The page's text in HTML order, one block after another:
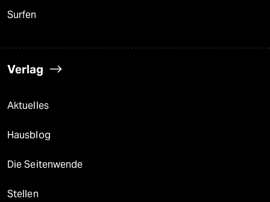
Surfen
Verlag
Aktuelles
Hausblog
Die Seitenwende
Stellen